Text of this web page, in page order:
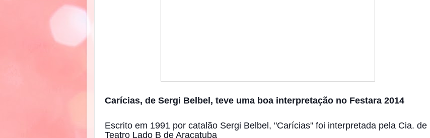
Carícias, de Sergi Belbel, teve uma boa interpretação no Festara 2014
Escrito em 1991 por catalão Sergi Belbel, "Carícias" foi interpretada pela Cia. de
Teatro Lado B de Araçatuba